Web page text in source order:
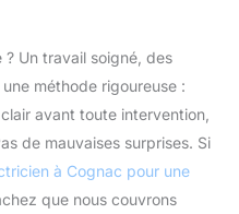
Un travail soigné, des
méthode rigoureuse :
avant toute intervention,
de mauvaises surprises. Si
à Cognac pour une
que nous couvrons